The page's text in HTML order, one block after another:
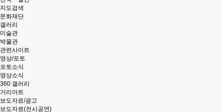
지도검색
문화재단
갤러리
미술관
박물관
관련사이트
영상/포토
포토소식
영상소식
360 갤러리
거리아트
보도자료/광고
보도자료(전시공연)